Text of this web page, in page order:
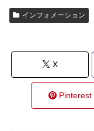
インフォメーション
X
Pinterest